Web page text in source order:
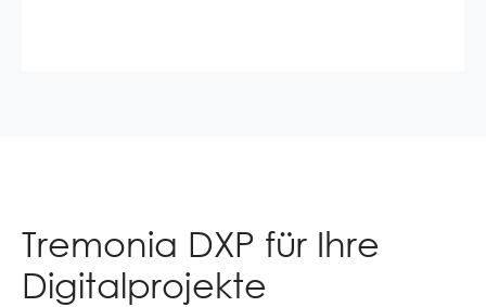
Tremonia DXP für Ihre
Digitalprojekte